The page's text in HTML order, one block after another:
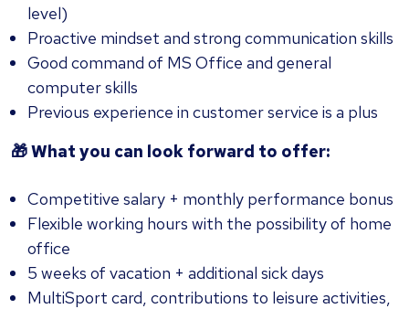
level)
Proactive mindset and strong communication skills
Good command of MS Office and general
computer skills
Previous experience in customer service is a plus
🎁 What you can look forward to offer:
Competitive salary + monthly performance bonus
Flexible working hours with the possibility of home
office
5 weeks of vacation + additional sick days
MultiSport card, contributions to leisure activities,